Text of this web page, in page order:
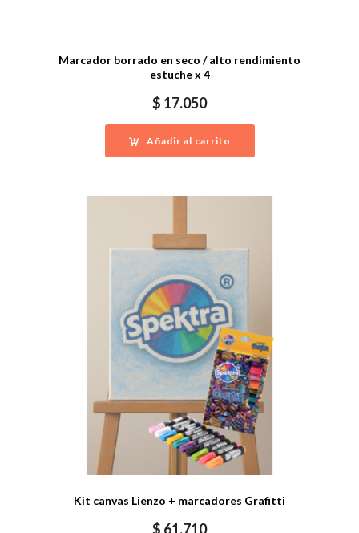
Marcador borrado en seco / alto rendimiento
estuche x 4
$ 17.050
Añadir al carrito
Kit canvas Lienzo + marcadores Grafitti
$ 61.710